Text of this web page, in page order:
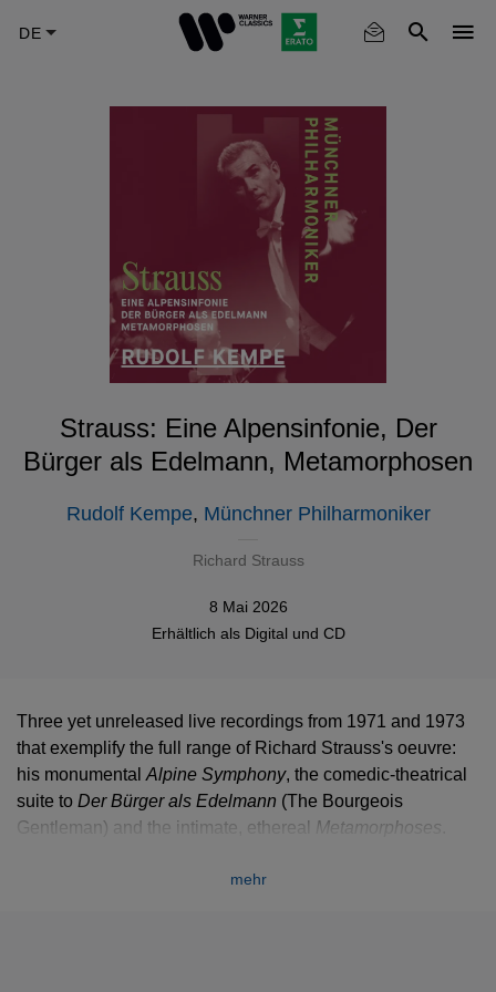
Strauss: Eine Alpensinfonie, Der
Bürger als Edelmann, Metamorphosen
Rudolf Kempe, Münchner Philharmoniker
Richard Strauss
8 Mai 2026
Erhältlich als Digital und CD
Three yet unreleased live recordings from 1971 and 1973
that exemplify the full range of Richard Strauss's oeuvre:
his monumental Alpine Symphony, the comedic-theatrical
suite to Der Bürger als Edelmann (The Bourgeois
Gentleman) and the intimate, ethereal
Metamorphoses
conductor Rudolf Kempe. Kempe's unmistakable
mehr